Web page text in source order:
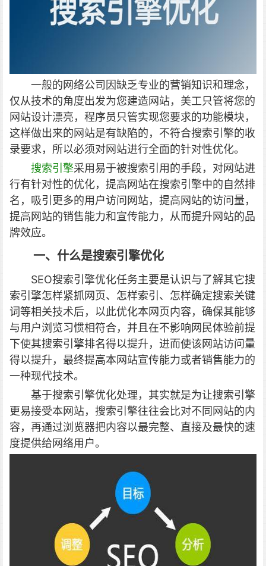
一般的网络公司因缺乏专业的营销知识和理念，
仅从技术的角度出发为您建造网站，美工只管将您的
网站设计漂亮，程序员只管实现您要求的功能模块，
这样做出来的网站是有缺陷的，不符合搜索引擎的收
录要求，所以必须对网站进行全面的针对性优化。
搜索引擎采用易于被搜索引用的手段，对网站进
行有针对性的优化，提高网站在搜索引擎中的自然排
名，吸引更多的用户访问网站，提高网站的访问量，
提高网站的销售能力和宣传能力，从而提升网站的品
牌效应。
一、什么是搜索引擎优化
SEO搜索引擎优化任务主要是认识与了解其它搜
索引擎怎样紧抓网页、怎样索引、怎样确定搜索关键
词等相关技术后，以此优化本网页内容，确保其能够
与用户浏览习惯相符合，并且在不影响网民体验前提
下使其搜索引擎排名得以提升，进而使该网站访问量
得以提升，最终提高本网站宣传能力或者销售能力的
一种现代技术。
基于搜索引擎优化处理，其实就是为让搜索引擎
更易接受本网站，搜索引擎往往会比对不同网站的内
容，再通过浏览器把内容以最完整、直接及最快的速
度提供给网络用户。